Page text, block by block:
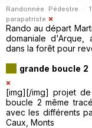
Randonnée Pédestre ·
parapatriste
Rando au départ
domaniale d'Arque,
dans la forêt pour
grande boucle 2
[img][/img] projet
boucle 2 même
avec les différents
Caux, Monts